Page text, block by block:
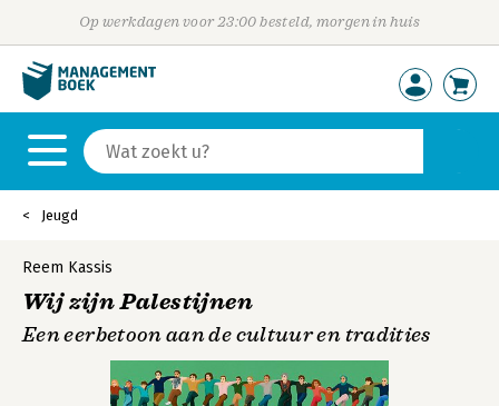
Op werkdagen voor 23:00 besteld, morgen in huis
Jeugd
Reem Kassis
Wij zijn Palestijnen
Een eerbetoon aan de cultuur en tradities